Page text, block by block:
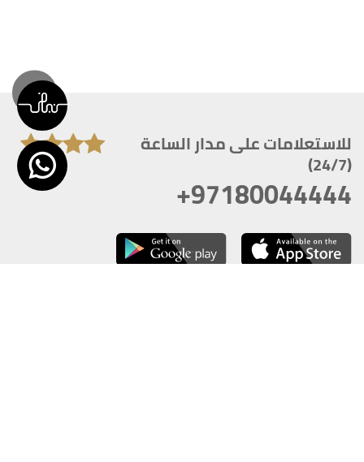
للاستعلامات على مدار الساعة
(24/7)
+97180044444